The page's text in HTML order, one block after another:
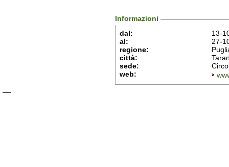
Informazioni
dal:
13-
al:
27-
regione:
città:
sede:
web: